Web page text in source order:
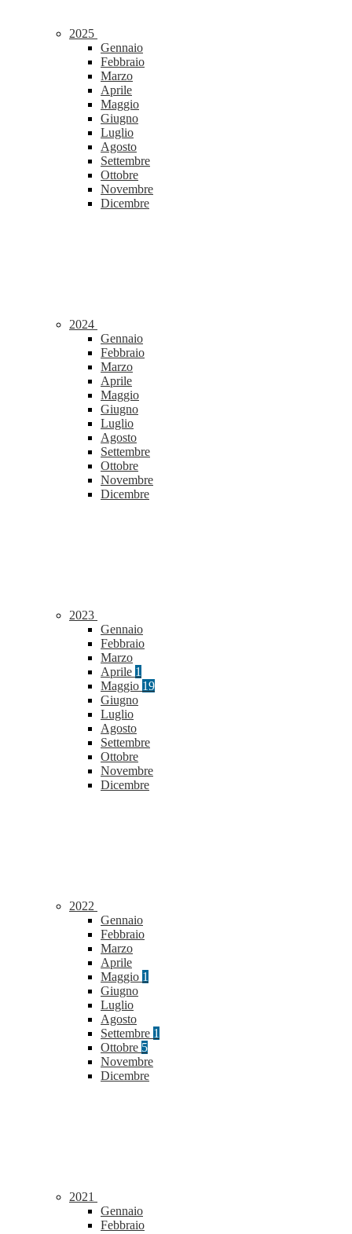
2025
Gennaio
Febbraio
Marzo
Aprile
Maggio
Giugno
Luglio
Agosto
Settembre
Ottobre
Novembre
Dicembre
2024
Gennaio
Febbraio
Marzo
Aprile
Maggio
Giugno
Luglio
Agosto
Settembre
Ottobre
Novembre
Dicembre
2023
Gennaio
Febbraio
Marzo
Aprile 1
Maggio 19
Giugno
Luglio
Agosto
Settembre
Ottobre
Novembre
Dicembre
2022
Gennaio
Febbraio
Marzo
Aprile
Maggio 1
Giugno
Luglio
Agosto
Settembre 1
Ottobre 5
Novembre
Dicembre
2021
Gennaio
Febbraio